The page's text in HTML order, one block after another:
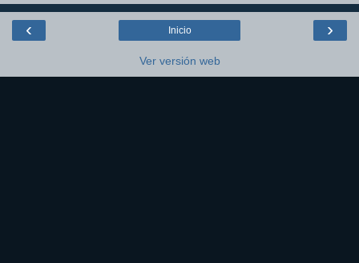
‹ ›
Inicio
Ver versión web